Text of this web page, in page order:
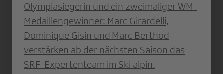
Olympiasiegerin und ein zweimaliger WM-
Medaillengewinner: Marc Girardelli,
Dominique Gisin und Marc Berthod
verstärken ab der nächsten Saison das
SRF-Expertenteam im Ski alpin.